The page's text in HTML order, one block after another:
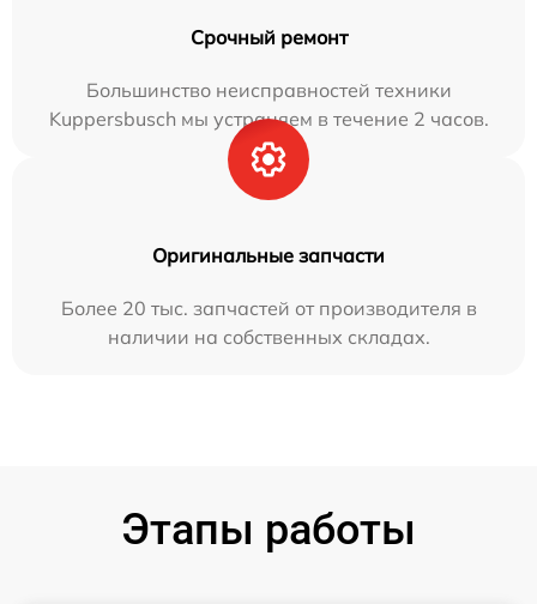
Срочный ремонт
Большинство неисправностей техники
Kuppersbusch мы устраняем в течение 2 часов.
Оригинальные запчасти
Более 20 тыс. запчастей от производителя в
наличии на собственных складах.
Этапы работы